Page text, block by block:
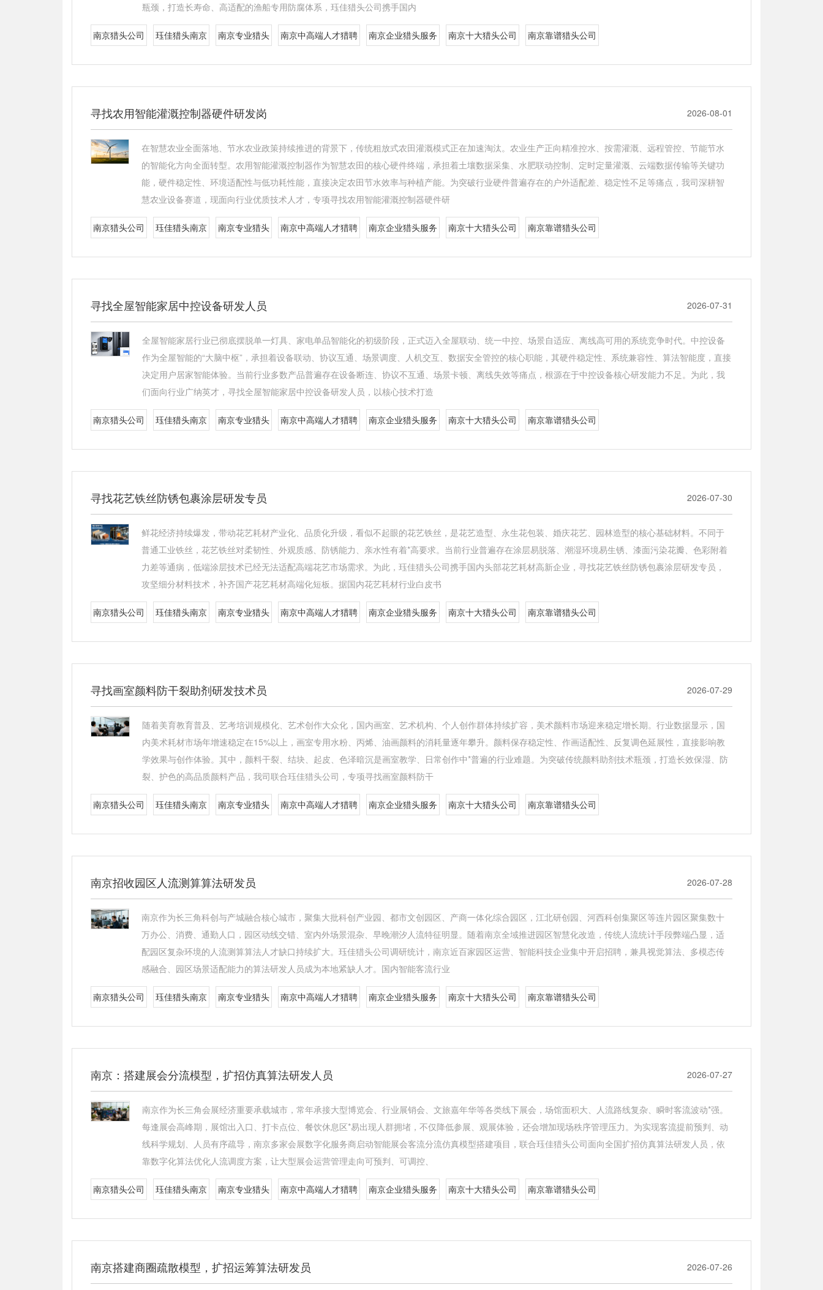
瓶颈，打造长寿命、高适配的渔船专用防腐体系，珏佳猎头公司携手国内
南京猎头公司 珏佳猎头南京 南京专业猎头 南京中高端人才猎聘 南京企业猎头服务 南京十大猎头公司 南京靠谱猎头公司
寻找农用智能灌溉控制器硬件研发岗 2026-08-01
在智慧农业全面落地、节水农业政策持续推进的背景下，传统粗放式农田灌溉模式正在加速淘汰。农业生产正向精准控水、按需灌溉、远程管控、节能节水
的智能化方向全面转型。农用智能灌溉控制器作为智慧农田的核心硬件终端，承担着土壤数据采集、水肥联动控制、定时定量灌溉、云端数据传输等关键功
能，硬件稳定性、环境适配性与低功耗性能，直接决定农田节水效率与种植产能。为突破行业硬件普遍存在的户外适配差、稳定性不足等痛点，我司深耕智
慧农业设备赛道，现面向行业优质技术人才，专项寻找农用智能灌溉控制器硬件研
南京猎头公司 珏佳猎头南京 南京专业猎头 南京中高端人才猎聘 南京企业猎头服务 南京十大猎头公司 南京靠谱猎头公司
寻找全屋智能家居中控设备研发人员 2026-07-31
全屋智能家居行业已彻底摆脱单一灯具、家电单品智能化的初级阶段，正式迈入全屋联动、统一中控、场景自适应、离线高可用的系统竞争时代。中控设备
作为全屋智能的“大脑中枢”，承担着设备联动、协议互通、场景调度、人机交互、数据安全管控的核心职能，其硬件稳定性、系统兼容性、算法智能度，直接
决定用户居家智能体验。当前行业多数产品普遍存在设备断连、协议不互通、场景卡顿、离线失效等痛点，根源在于中控设备核心研发能力不足。为此，我
们面向行业广纳英才，寻找全屋智能家居中控设备研发人员，以核心技术打造
南京猎头公司 珏佳猎头南京 南京专业猎头 南京中高端人才猎聘 南京企业猎头服务 南京十大猎头公司 南京靠谱猎头公司
寻找花艺铁丝防锈包裹涂层研发专员 2026-07-30
鲜花经济持续爆发，带动花艺耗材产业化、品质化升级，看似不起眼的花艺铁丝，是花艺造型、永生花包装、婚庆花艺、园林造型的核心基础材料。不同于
普通工业铁丝，花艺铁丝对柔韧性、外观质感、防锈能力、亲水性有着*高要求。当前行业普遍存在涂层易脱落、潮湿环境易生锈、漆面污染花瓣、色彩附着
力差等通病，低端涂层技术已经无法适配高端花艺市场需求。为此，珏佳猎头公司携手国内头部花艺耗材高新企业，寻找花艺铁丝防锈包裹涂层研发专员，
攻坚细分材料技术，补齐国产花艺耗材高端化短板。据国内花艺耗材行业白皮书
南京猎头公司 珏佳猎头南京 南京专业猎头 南京中高端人才猎聘 南京企业猎头服务 南京十大猎头公司 南京靠谱猎头公司
寻找画室颜料防干裂助剂研发技术员 2026-07-29
随着美育教育普及、艺考培训规模化、艺术创作大众化，国内画室、艺术机构、个人创作群体持续扩容，美术颜料市场迎来稳定增长期。行业数据显示，国
内美术耗材市场年增速稳定在15%以上，画室专用水粉、丙烯、油画颜料的消耗量逐年攀升。颜料保存稳定性、作画适配性、反复调色延展性，直接影响教
学效果与创作体验。其中，颜料干裂、结块、起皮、色泽暗沉是画室教学、日常创作中*普遍的行业难题。为突破传统颜料助剂技术瓶颈，打造长效保湿、防
裂、护色的高品质颜料产品，我司联合珏佳猎头公司，专项寻找画室颜料防干
南京猎头公司 珏佳猎头南京 南京专业猎头 南京中高端人才猎聘 南京企业猎头服务 南京十大猎头公司 南京靠谱猎头公司
南京招收园区人流测算算法研发员 2026-07-28
南京作为长三角科创与产城融合核心城市，聚集大批科创产业园、都市文创园区、产商一体化综合园区，江北研创园、河西科创集聚区等连片园区聚集数十
万办公、消费、通勤人口，园区动线交错、室内外场景混杂、早晚潮汐人流特征明显。随着南京全域推进园区智慧化改造，传统人流统计手段弊端凸显，适
配园区复杂环境的人流测算算法人才缺口持续扩大。珏佳猎头公司调研统计，南京近百家园区运营、智能科技企业集中开启招聘，兼具视觉算法、多模态传
感融合、园区场景适配能力的算法研发人员成为本地紧缺人才。国内智能客流行业
南京猎头公司 珏佳猎头南京 南京专业猎头 南京中高端人才猎聘 南京企业猎头服务 南京十大猎头公司 南京靠谱猎头公司
南京：搭建展会分流模型，扩招仿真算法研发人员 2026-07-27
南京作为长三角会展经济重要承载城市，常年承接大型博览会、行业展销会、文旅嘉年华等各类线下展会，场馆面积大、人流路线复杂、瞬时客流波动*强。
每逢展会高峰期，展馆出入口、打卡点位、餐饮休息区*易出现人群拥堵，不仅降低参展、观展体验，还会增加现场秩序管理压力。为实现客流提前预判、动
线科学规划、人员有序疏导，南京多家会展数字化服务商启动智能展会客流分流仿真模型搭建项目，联合珏佳猎头公司面向全国扩招仿真算法研发人员，依
靠数字化算法优化人流调度方案，让大型展会运营管理走向可预判、可调控、
南京猎头公司 珏佳猎头南京 南京专业猎头 南京中高端人才猎聘 南京企业猎头服务 南京十大猎头公司 南京靠谱猎头公司
南京搭建商圈疏散模型，扩招运筹算法研发员 2026-07-26